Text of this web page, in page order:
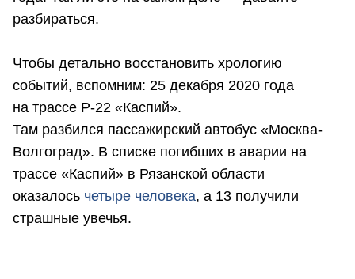
разбираться.
Чтобы детально восстановить хрологию
событий, вспомним: 25 декабря 2020 года
на трассе Р-22 «Каспий».
Там разбился пассажирский автобус «Москва-
Волгоград». В списке погибших в аварии на
трассе «Каспий» в Рязанской области
оказалось четыре человека, а 13 получили
страшные увечья.